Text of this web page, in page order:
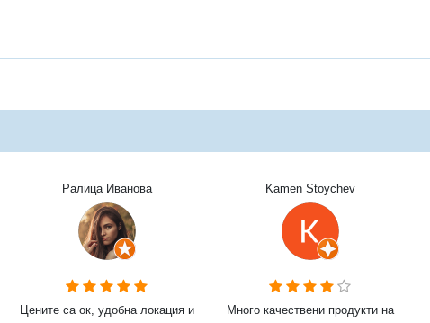
Ралица Иванова
Цените са ок, удобна локация и
Kamen Stoychev
Много качествени продукти на